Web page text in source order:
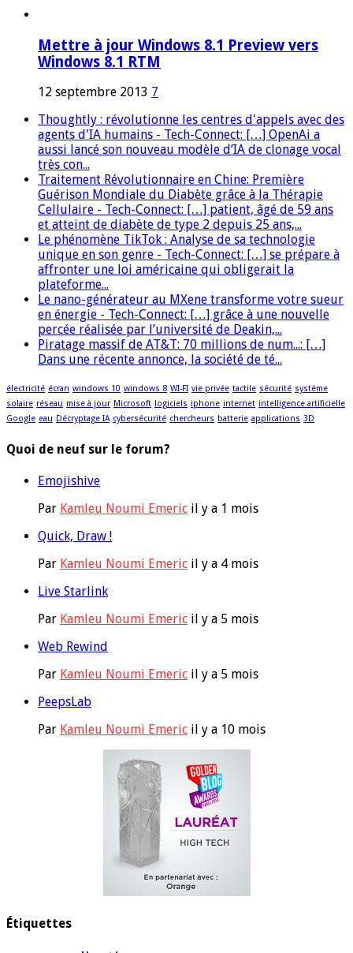
Mettre à jour Windows 8.1 Preview vers
Windows 8.1 RTM
12 septembre 2013 7
Thoughtly : révolutionne les centres d'appels avec des
agents d'IA humains - Tech-Connect: […] OpenAi a
aussi lancé son nouveau modèle d’IA de clonage vocal
très con...
Traitement Révolutionnaire en Chine: Première
Guérison Mondiale du Diabète grâce à la Thérapie
Cellulaire - Tech-Connect: […] patient, âgé de 59 ans
et atteint de diabète de type 2 depuis 25 ans,...
Le phénomène TikTok : Analyse de sa technologie
unique en son genre - Tech-Connect: […] se prépare à
affronter une loi américaine qui obligerait la
plateforme...
Le nano-générateur au MXene transforme votre sueur
en énergie - Tech-Connect: […] grâce à une nouvelle
percée réalisée par l’université de Deakin,...
Piratage massif de AT&T: 70 millions de num...: […]
Dans une récente annonce, la société de té...
électricité écran windows 10 windows 8 WI-FI vie privée tactile sécurité système
solaire réseau mise à jour Microsoft logiciels iphone internet intelligence artificielle
Google eau Décryptage IA cybersécurité chercheurs batterie applications 3D
Quoi de neuf sur le forum?
Emojishive
Par Kamleu Noumi Emeric il y a 1 mois
Quick, Draw !
Par Kamleu Noumi Emeric il y a 4 mois
Live Starlink
Par Kamleu Noumi Emeric il y a 5 mois
Web Rewind
Par Kamleu Noumi Emeric il y a 5 mois
PeepsLab
Par Kamleu Noumi Emeric il y a 10 mois
Étiquettes